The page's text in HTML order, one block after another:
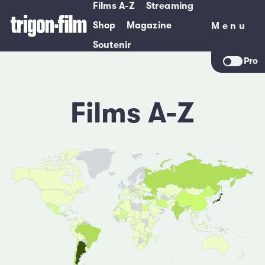
Films A-Z
Streaming
Shop
Magazine
Soutenir
Menu
Menu
Pro
Films A-Z